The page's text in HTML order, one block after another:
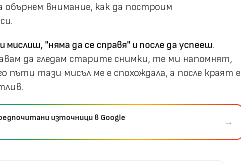
обърнем внимание, как да построим
мислиш, "няма да се справя" и после да успееш.
да гледам старите снимки, те ми напомнят,
пъти тази мисъл ме е спохождала, а после краят е
източници в Google →